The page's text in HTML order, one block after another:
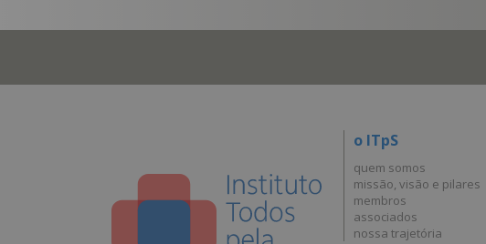
o ITpS
quem somos
missão, visão e pilares
membros
associados
nossa trajetória